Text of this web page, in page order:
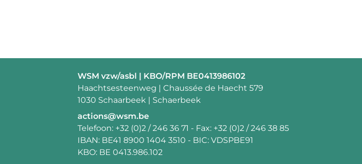
Contactpersoon:
WSM vzw/asbl | KBO/RPM BE0413986102
Adres:
Haachtsesteenweg | Chaussée de Haecht 579
1030 Schaarbeek | Schaerbeek
E-
mail:
actions@wsm.be
Telefoon: +32 (0)2 / 246 36 71 - Fax: +32 (0)2 / 246 38 85
IBAN: BE41 8900 1404 3510 - BIC: VDSPBE91
KBO: BE 0413.986.102